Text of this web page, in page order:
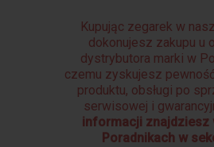
Kupując zegarek w
dokonujesz zakupu u
dystrybutora marki w
czemu zyskujesz
produktu, obsługi po
serwisowej i
informacji znajdziesz
Poradnikach w